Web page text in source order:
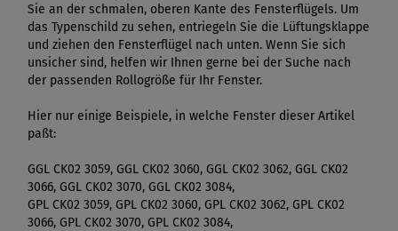
Sie an der schmalen, oberen Kante des Fensterflügels. Um
das Typenschild zu sehen, entriegeln Sie die Lüftungsklappe
und ziehen den Fensterflügel nach unten. Wenn Sie sich
unsicher sind, helfen wir Ihnen gerne bei der Suche nach
der passenden Rollogröße für Ihr Fenster.
Hier nur einige Beispiele, in welche Fenster dieser Artikel
paßt:
GGL CK02 3059, GGL CK02 3060, GGL CK02 3062, GGL CK02
3066, GGL CK02 3070, GGL CK02 3084,
GPL CK02 3059, GPL CK02 3060, GPL CK02 3062, GPL CK02
3066, GPL CK02 3070, GPL CK02 3084,